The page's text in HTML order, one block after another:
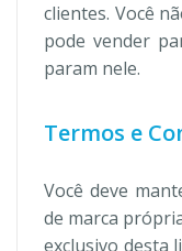
clientes. Você
pode vender
param nele.
Termos e
Você deve
de marca
exclusivo desta